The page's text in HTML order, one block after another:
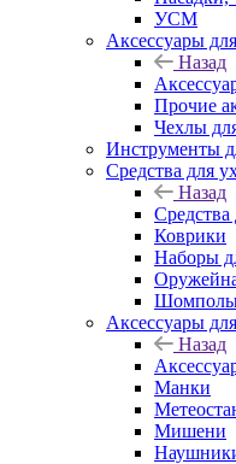
УСМ
Аксессуары
Назад
Прочие
Чехлы
Инструменты
Средства для
Назад
Средства
Коврики
Наборы
Шомполы,
Аксессуары
Назад
Манки
Мишени